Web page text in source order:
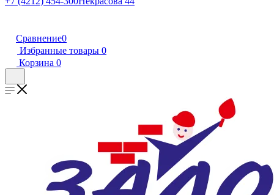
Сравнение0
Избранные товары 0
Корзина 0